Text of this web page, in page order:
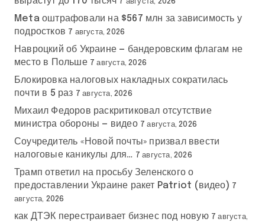
Meta оштрафовали на $567 млн за зависимость у
подростков 7 августа, 2026
Навроцкий об Украине — бандеровским флагам не
место в Польше 7 августа, 2026
Блокировка налоговых накладных сократилась
почти в 5 раз 7 августа, 2026
Михаил Федоров раскритиковал отсутствие
министра обороны — видео 7 августа, 2026
Соучредитель «Новой почты» призвал ввести
налоговые каникулы для… 7 августа, 2026
Трамп ответил на просьбу Зеленского о
предоставлении Украине ракет Patriot (видео) 7
августа, 2026
как ДТЭК перестраивает бизнес под новую 7 августа,